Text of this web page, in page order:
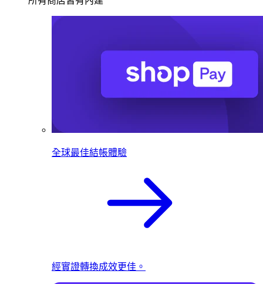
全球最佳結帳體驗
經實證轉換成效更佳。